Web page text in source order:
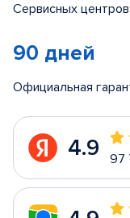
Сервисных центров
90 дней
Официальная
4.9 97